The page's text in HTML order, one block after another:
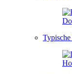
Typische